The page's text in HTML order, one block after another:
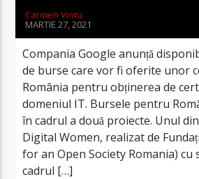
Carmen Vintu
MARTIE 27, 2021
Compania Google anunță
de burse care vor fi oferite unor
România pentru obținerea de
domeniul IT. Bursele pentru
în cadrul a două proiecte. Unul
Digital Women, realizat de
for an Open Society Romania) cu
cadrul […]